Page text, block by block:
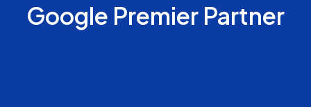
Google Premier Partner